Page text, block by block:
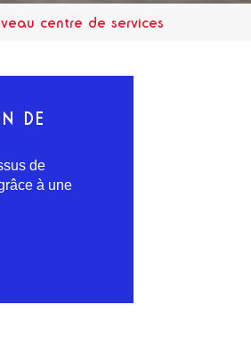
centre de services
DE
de
à une